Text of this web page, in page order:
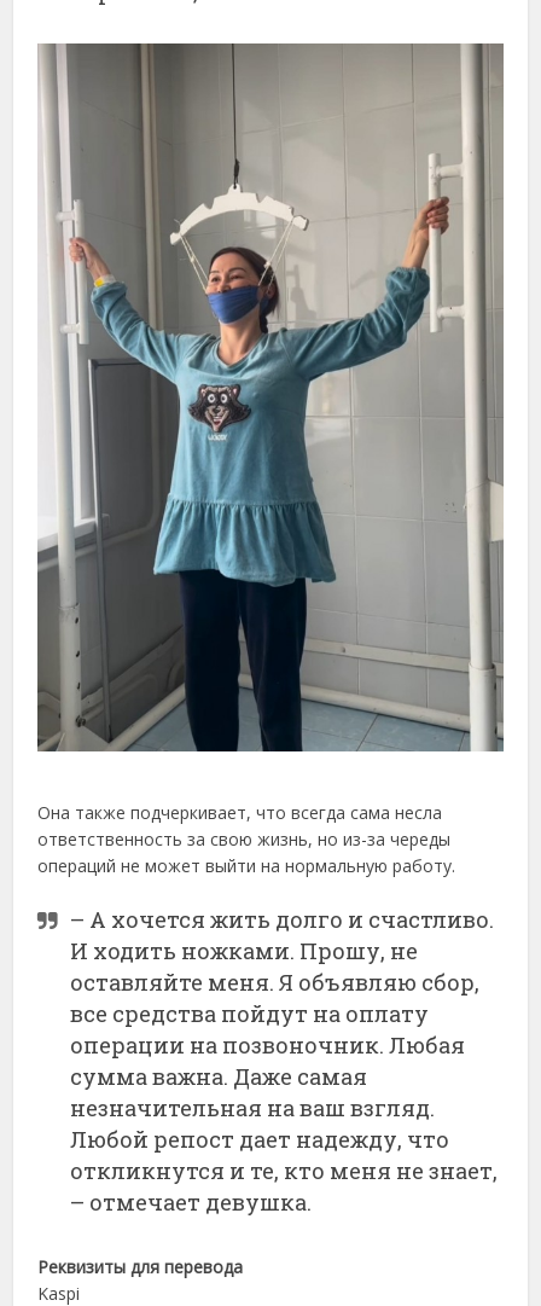
Она также подчеркивает, что всегда сама несла
ответственность за свою жизнь, но из-за череды
операций не может выйти на нормальную работу.
– А хочется жить долго и счастливо.
И ходить ножками. Прошу, не
оставляйте меня. Я объявляю сбор,
все средства пойдут на оплату
операции на позвоночник. Любая
сумма важна. Даже самая
незначительная на ваш взгляд.
Любой репост дает надежду, что
откликнутся и те, кто меня не знает,
– отмечает девушка.
Реквизиты для перевода
Kaspi